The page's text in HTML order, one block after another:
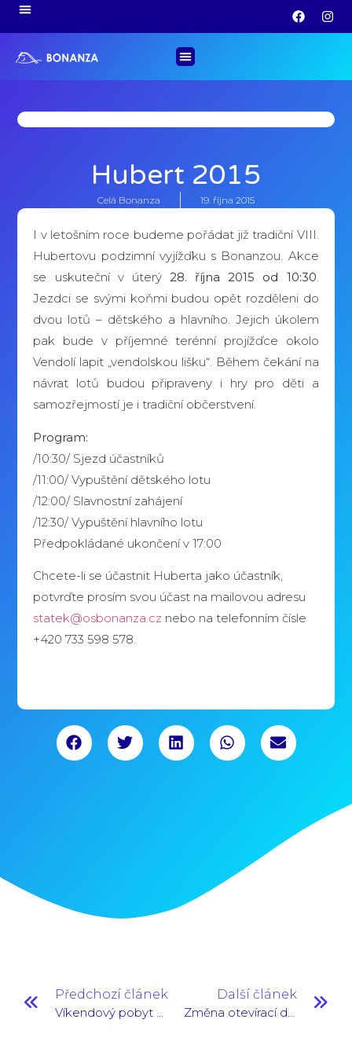
Hubert 2015
Celá Bonanza 19. října 2015
I v letošním roce budeme pořádat již tradiční VIII.
Hubertovu podzimní vyjížďku s Bonanzou. Akce
se uskuteční v úterý 28. října 2015 od 10:30.
Jezdci se svými koňmi budou opět rozděleni do
dvou lotů – dětského a hlavního. Jejich úkolem
pak bude v příjemné terénní projížďce okolo
Vendolí lapit „vendolskou lišku“. Během čekání na
návrat lotů budou připraveny i hry pro děti a
samozřejmostí je i tradiční občerstvení.
Program:
/10:30/ Sjezd účastníků
/11:00/ Vypuštění dětského lotu
/12:00/ Slavnostní zahájení
/12:30/ Vypuštění hlavního lotu
Předpokládané ukončení v 17:00
Chcete-li se účastnit Huberta jako účastník,
potvrďte prosím svou účast na mailovou adresu
statek@osbonanza.cz nebo na telefonním čísle
+420 733 598 578.
Předchozí článek
Víkendový pobyt pro mentory
Další článek
Změna otevírací doby